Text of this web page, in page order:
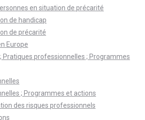
en situation de précarité
de handicap
de précarité
Europe
Pratiques professionnelles ; Programmes
; Programmes et actions
des risques professionnels